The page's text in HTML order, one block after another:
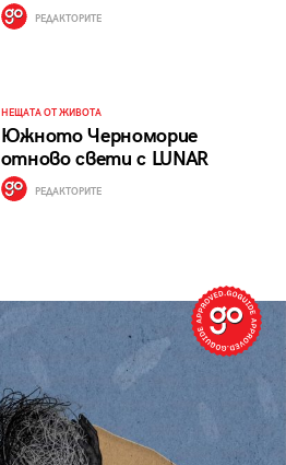
РЕДАКТОРИТЕ
НЕЩАТА ОТ ЖИВОТА
Южното Черноморие
отново свети с LUNAR
РЕДАКТОРИТЕ